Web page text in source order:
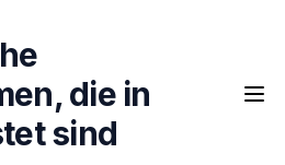
die in
sind